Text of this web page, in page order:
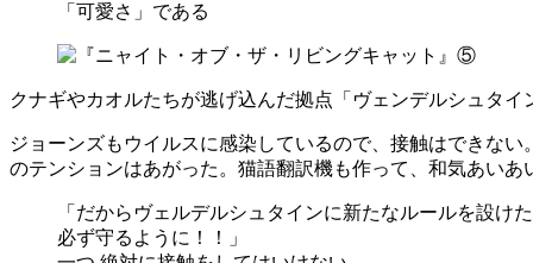
「可愛さ」である
クナギやカオルたちが逃げ込んだ拠点「ヴェンデルシュタ
ジョーンズもウイルスに感染しているので、接触はできな
のテンションはあがった。猫語翻訳機も作って、和気あいあ
「だからヴェルデルシュタインに新たなルールを設けた
必ず守るように！！」